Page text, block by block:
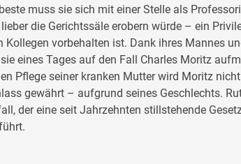
muss sie sich mit einer Stelle als
die Gerichtssäle erobern würde – ein
Kollegen vorbehalten ist. Dank ihres Mannes
eines Tages auf den Fall Charles Moritz
Pflege seiner kranken Mutter wird Moritz
gewährt – aufgrund seines Geschlechts.
der eine seit Jahrzehnten stillstehende